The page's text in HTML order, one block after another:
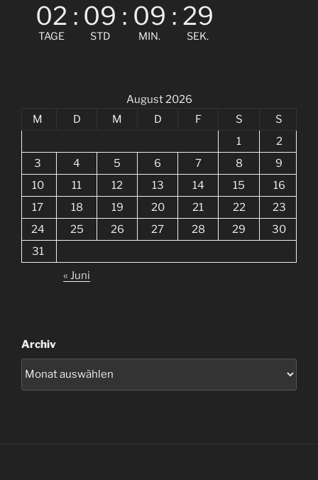
02
TAGE
: 09
STD
: 09
MIN.
: 28
SEK.
August 2026
M
D M D F S
S
1
2
3
4 5 6 7 8
9
10
11 12 13 14 15
16
17
18 19 20 21 22
23
24
25 26 27 28 29
30
31
« Juni
Archiv